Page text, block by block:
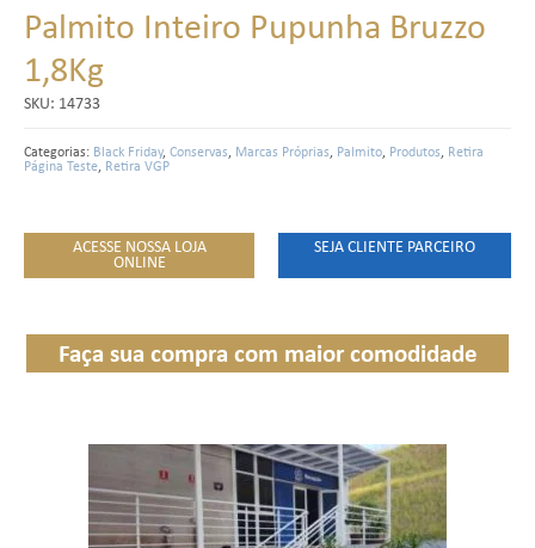
Palmito Inteiro Pupunha Bruzzo
1,8Kg
SKU: 14733
Categorias: Black Friday, Conservas, Marcas Próprias, Palmito, Produtos, Retira
Página Teste, Retira VGP
ACESSE NOSSA LOJA
ONLINE
SEJA CLIENTE PARCEIRO
Faça sua compra com maior comodidade